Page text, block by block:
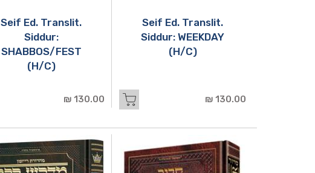
Seif Ed. Translit.
Siddur: WEEKDAY
(H/C)
130.00 ₪
Seif Ed. Translit.
Siddur:
SHABBOS/FEST
(H/C)
130.00 ₪